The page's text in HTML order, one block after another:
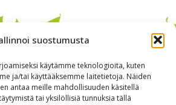
suostumusta
käytämme teknologioita, kuten
ja/tai käyttääksemme laitetietoja. Näiden
antaa meille mahdollisuuden käsitellä
tai yksilöllisiä tunnuksia tällä